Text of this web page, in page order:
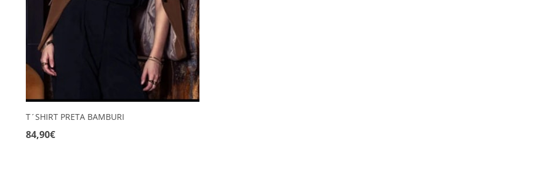
T´SHIRT PRETA BAMBURI
84,90€